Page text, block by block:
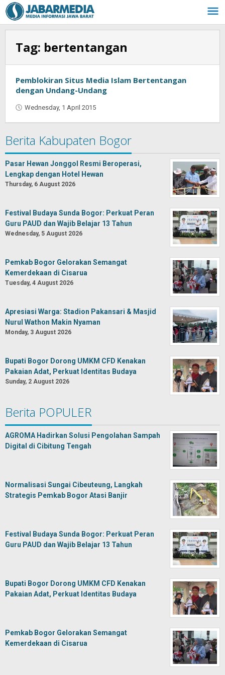
Skip
to
content
Tag: bertentangan
Pemblokiran Situs Media Islam Bertentangan
dengan Undang-Undang
Wednesday, 1 April 2015
Saputra
Berita Kabupaten Bogor
Pasar Hewan Jonggol Resmi Beroperasi,
Lengkap dengan Hotel Hewan
Thursday, 6 August 2026
Festival Budaya Sunda Bogor: Perkuat Peran
Guru PAUD dan Wajib Belajar 13 Tahun
Wednesday, 5 August 2026
Pemkab Bogor Gelorakan Semangat
Kemerdekaan di Cisarua
Tuesday, 4 August 2026
Apresiasi Warga: Stadion Pakansari & Masjid
Nurul Wathon Makin Nyaman
Monday, 3 August 2026
Bupati Bogor Dorong UMKM CFD Kenakan
Pakaian Adat, Perkuat Identitas Budaya
Sunday, 2 August 2026
Berita POPULER
AGROMA Hadirkan Solusi Pengolahan Sampah
Digital di Cibitung Tengah
Normalisasi Sungai Cibeuteung, Langkah
Strategis Pemkab Bogor Atasi Banjir
Festival Budaya Sunda Bogor: Perkuat Peran
Guru PAUD dan Wajib Belajar 13 Tahun
Bupati Bogor Dorong UMKM CFD Kenakan
Pakaian Adat, Perkuat Identitas Budaya
Pemkab Bogor Gelorakan Semangat
Kemerdekaan di Cisarua